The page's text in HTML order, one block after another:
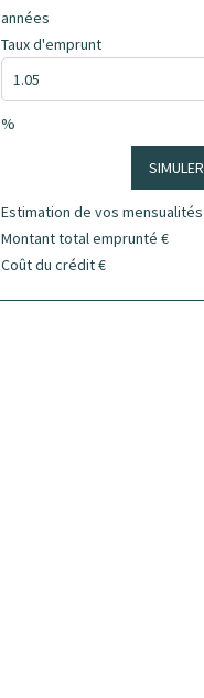
années
Taux d'emprunt
%
SIMULER
Estimation de vos mensualités
Montant total emprunté €
Coût du crédit€